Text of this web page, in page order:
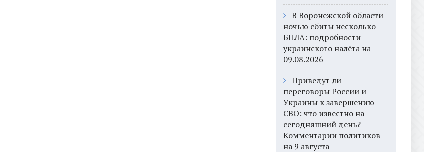
В Воронежской области
ночью сбиты несколько
БПЛА: подробности
украинского налёта на
09.08.2026
Приведут ли
переговоры России и
Украины к завершению
СВО: что известно на
сегодняшний день?
Комментарии политиков
на 9 августа